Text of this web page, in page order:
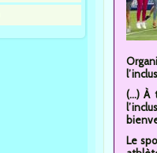
(...) À
Le